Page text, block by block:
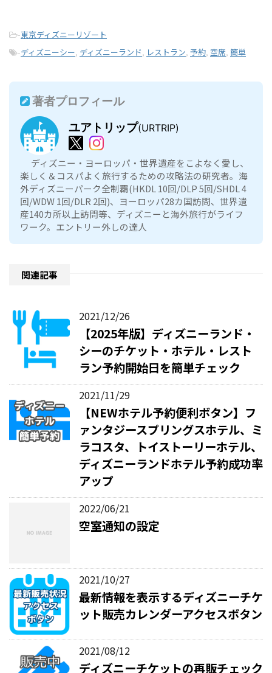
-東京ディズニーリゾート
-ディズニーシー, ディズニーランド, レストラン, 予約, 空席, 簡単
著者プロフィール
ユアトリップ(URTRIP)
ディズニー・ヨーロッパ・世界遺産をこよなく愛し、
楽しく＆コスパよく旅行するための攻略法の研究者。海
外ディズニーパーク全制覇(HKDL 10回/DLP 5回/SHDL 4
回/WDW 1回/DLR 2回)、ヨーロッパ28カ国訪問、世界遺
産140カ所以上訪問等、ディズニーと海外旅行がライフ
ワーク。エントリー外しの達人
関連記事
2021/12/26
【2025年版】ディズニーランド・
シーのチケット・ホテル・レスト
ラン予約開始日を簡単チェック
2021/11/29
【NEWホテル予約便利ボタン】フ
ァンタジースプリングスホテル、ミ
ラコスタ、トイストーリーホテル、
ディズニーランドホテル予約成功率
アップ
2022/06/21
空室通知の設定
2021/10/27
最新情報を表示するディズニーチケ
ット販売カレンダーアクセスボタン
2021/08/12
ディズニーチケットの再販チェック